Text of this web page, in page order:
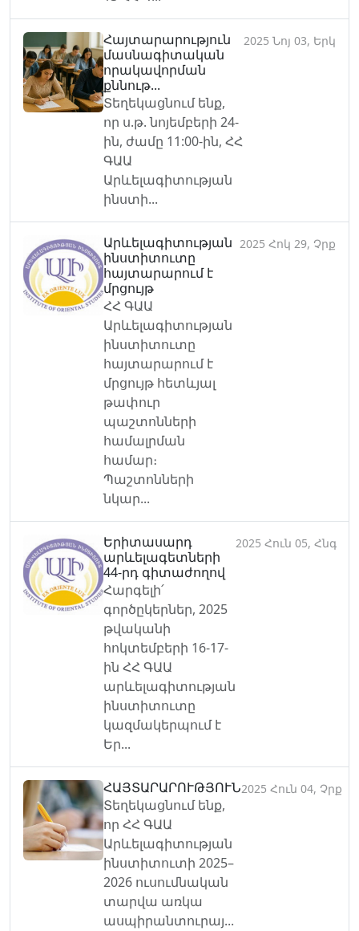
Հայտարարություն
մասնագիտական
որակավորման
քննութ...
Տեղեկացնում ենք,
որ ս.թ. նոյեմբերի 24-
ին, ժամը 11:00-ին, ՀՀ
ԳԱԱ
Արևելագիտության
ինստի...
2025 Նոյ 03, Երկ
Արևելագիտության
ինստիտուտը
հայտարարում է
մրցույթ
ՀՀ ԳԱԱ
Արևելագիտության
ինստիտուտը
հայտարարում է
մրցույթ հետևյալ
թափուր
պաշտոնների
համալրման
համար։
Պաշտոնների
նկար...
2025 Հոկ 29, Չրք
Երիտասարդ
արևելագետների
44-րդ գիտաժողով
Հարգելի՛
գործըկերներ, 2025
թվականի
հոկտեմբերի 16-17-
ին ՀՀ ԳԱԱ
արևելագիտության
ինստիտուտը
կազմակերպում է
Եր...
2025 Հուն 05, Հնգ
ՀԱՅՏԱՐԱՐՈՒԹՅՈՒՆ
Տեղեկացնում ենք,
որ ՀՀ ԳԱԱ
Արևելագիտության
ինստիտուտի 2025–
2026 ուսումնական
տարվա առկա
ասպիրանտուրայ...
2025 Հուն 04, Չրք